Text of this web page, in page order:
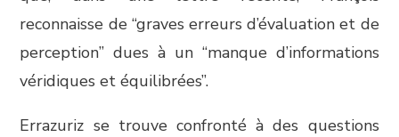
reconnaisse de “graves erreurs d’évaluation et de
perception” dues à un “manque d’informations
véridiques et équilibrées”.
Errazuriz se trouve confronté à des questions